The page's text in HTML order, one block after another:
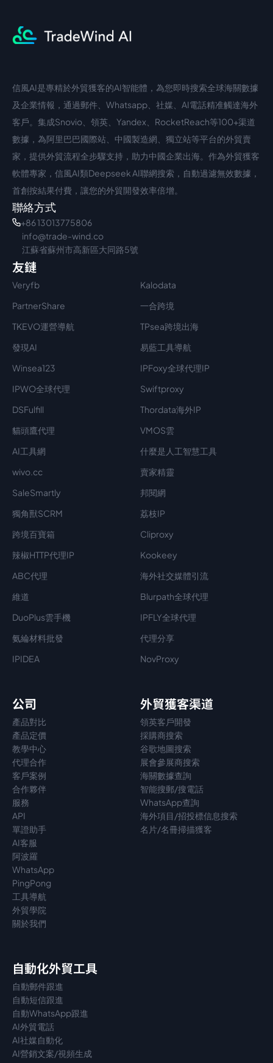
中文入口
信風AI是專精於外貿獲客的AI智能體，為您即時搜索全球海關數據
及企業情報，通過郵件、Whatsapp、社媒、AI電話精准觸達海外
客戶。集成Snovio、領英、Yandex、RocketReach等100+渠道
數據，為阿里巴巴國際站、中國製造網、獨立站等平台的外貿賣
家，提供外貿流程全步驟支持，助力中國企業出海。作為外貿獲客
軟體專家，信風AI類Deepseek AI聯網搜索，自動過濾無效數據，
首創按結果付費，讓您的外貿開發效率倍增。
聯絡方式
+86 13013775806
info@trade-wind.co
江蘇省蘇州市高新區大同路5號
友鏈
Veryfb
Kalodata
PartnerShare
一合跨境
TKEVO運營導航
TPsea跨境出海
發現AI
易藍工具導航
Winsea123
IPFoxy全球代理IP
IPWO全球代理
Swiftproxy
DSFulfill
Thordata海外IP
貓頭鷹代理
VMOS雲
AI工具網
什麼是人工智慧工具
wivo.cc
賣家精靈
SaleSmartly
邦閱網
獨角獸SCRM
荔枝IP
跨境百寶箱
Cliproxy
辣椒HTTP代理IP
Kookeey
ABC代理
海外社交媒體引流
維道
Blurpath全球代理
DuoPlus雲手機
IPFLY全球代理
氨綸材料批發
代理分享
IPIDEA
NovProxy
公司
產品對比
產品定價
教學中心
代理合作
客戶案例
合作夥伴
服務
API
單證助手
AI客服
阿波羅
WhatsApp
PingPong
工具導航
外貿學院
關於我們
外貿獲客渠道
領英客戶開發
採購商搜索
谷歌地圖搜索
展會參展商搜索
海關數據查詢
智能搜郵/搜電話
WhatsApp查詢
海外項目/招投標信息搜索
名片/名冊掃描獲客
自動化外貿工具
自動郵件跟進
自動短信跟進
自動WhatsApp跟進
AI外貿電話
AI社媒自動化
AI營銷文案/視頻生成